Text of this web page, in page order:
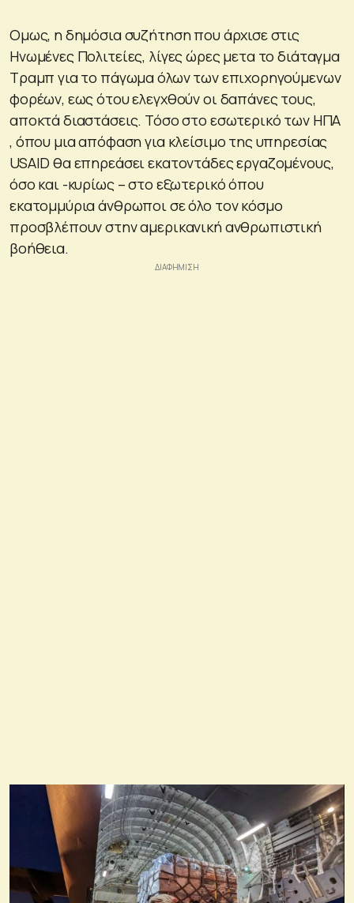
Ομως, η δημόσια συζήτηση που άρχισε στις
Ηνωμένες Πολιτείες, λίγες ώρες μετα το διάταγμα
Tραμπ για το πάγωμα όλων των επιχορηγούμενων
φορέων, εως ότου ελεγχθούν οι δαπάνες τους,
αποκτά διαστάσεις. Τόσο στο εσωτερικό των ΗΠΑ
, όπου μια απόφαση για κλείσιμο της υπηρεσίας
USAID θα επηρεάσει εκατοντάδες εργαζομένους,
όσο και -κυρίως – στο εξωτερικό όπου
εκατομμύρια άνθρωποι σε όλο τον κόσμο
προσβλέπουν στην αμερικανική ανθρωπιστική
βοήθεια.